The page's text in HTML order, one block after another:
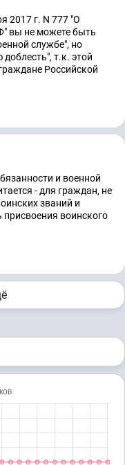
2017 г. N 777 "О
вы не можете быть
службе", но
т.к. этой
Российской
и военной
- для граждан, не
званий и
воинского